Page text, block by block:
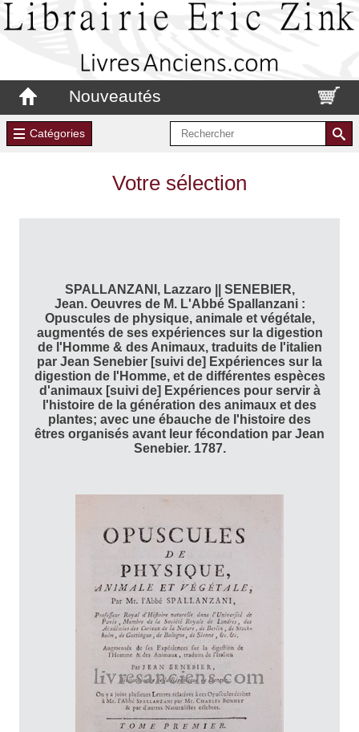
Nouveautés
Catégories
Votre sélection
SPALLANZANI, Lazzaro || SENEBIER,
Jean. Oeuvres de M. L'Abbé Spallanzani :
Opuscules de physique, animale et végétale,
augmentés de ses expériences sur la digestion
de l'Homme & des Animaux, traduits de l'italien
par Jean Senebier [suivi de] Expériences sur la
digestion de l'Homme, et de différentes espèces
d'animaux [suivi de] Expériences pour servir à
l'histoire de la génération des animaux et des
plantes; avec une ébauche de l'histoire des
êtres organisés avant leur fécondation par Jean
Senebier. 1787.